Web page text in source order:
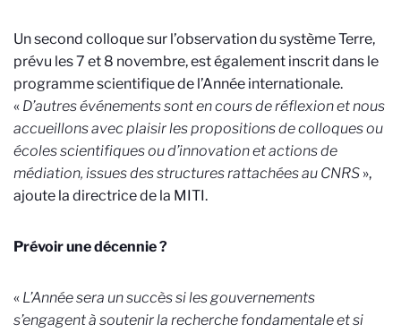
Un second colloque sur l’observation du système Terre,
prévu les 7 et 8 novembre, est également inscrit dans le
programme scientifique de l’Année internationale.
« D’autres événements sont en cours de réflexion et nous
accueillons avec plaisir les propositions de colloques ou
écoles scientifiques ou d’innovation et actions de
médiation, issues des structures rattachées au CNRS »,
ajoute la directrice de la MITI.
Prévoir une décennie ?
« L’Année sera un succès si les gouvernements
s’engagent à soutenir la recherche fondamentale et si